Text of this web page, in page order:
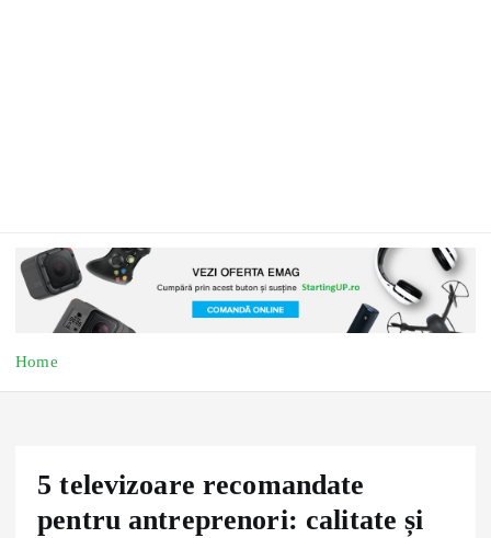
Home
5 televizoare recomandate
pentru antreprenori: calitate și